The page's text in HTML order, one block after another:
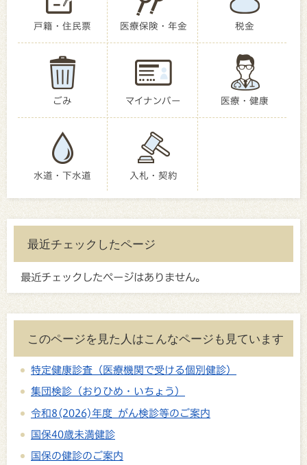
戸籍・住民票 医療保険・年金 税金
ごみ マイナンバー 医療・健康
水道・下水道 入札・契約
最近チェックしたページ
最近チェックしたページはありません。
このページを見た人はこんなページも見ています
特定健康診査（医療機関で受ける個別健診）
集団検診（おりひめ・いちょう）
令和8(2026)年度 がん検診等のご案内
国保40歳未満健診
国保の健診のご案内